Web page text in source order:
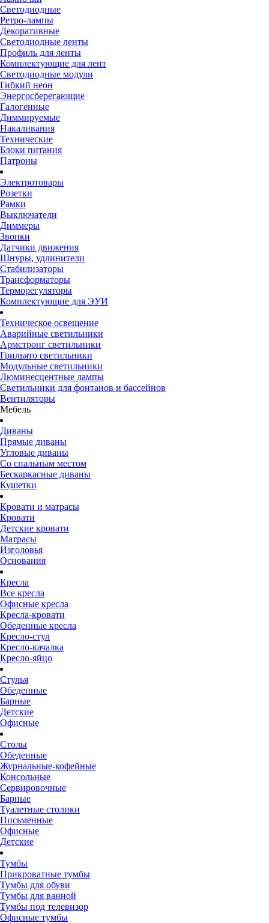
Светодиодные
Ретро-лампы
Декоративные
Светодиодные ленты
Профиль для ленты
Комплектующие для лент
Светодиодные модули
Гибкий неон
Энергосберегающие
Галогенные
Диммируемые
Накаливания
Технические
Блоки питания
Патроны
Электротовары
Розетки
Рамки
Выключатели
Диммеры
Звонки
Датчики движения
Шнуры, удлинители
Стабилизаторы
Трансформаторы
Терморегуляторы
Комплектующие для ЭУИ
Техническое освещение
Аварийные светильники
Армстронг светильники
Грильято светильники
Модульные светильники
Люминесцентные лампы
Светильники для фонтанов и бассейнов
Вентиляторы
Мебель
Диваны
Прямые диваны
Угловые диваны
Со спальным местом
Бескаркасные диваны
Кушетки
Кровати и матрасы
Кровати
Детские кровати
Матрасы
Изголовья
Основания
Кресла
Все кресла
Офисные кресла
Кресла-кровати
Обеденные кресла
Кресло-стул
Кресло-качалка
Кресло-яйцо
Стулья
Обеденные
Барные
Детские
Офисные
Столы
Обеденные
Журнальные-кофейные
Консольные
Сервировочные
Барные
Туалетные столики
Письменные
Офисные
Детские
Тумбы
Прикроватные тумбы
Тумбы для обуви
Тумбы для ванной
Тумбы под телевизор
Офисные тумбы